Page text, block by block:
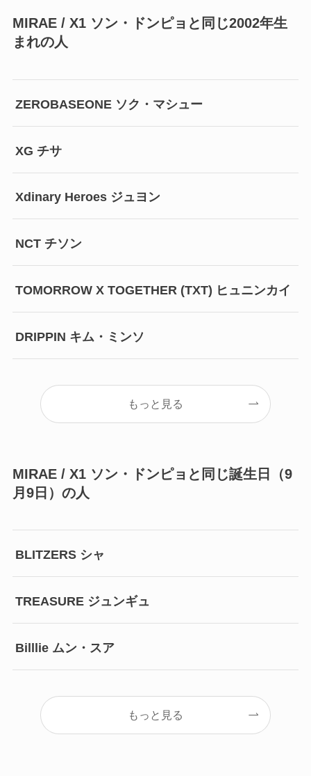
MIRAE / X1 ソン・ドンピョと同じ2002年生
まれの人
ZEROBASEONE ソク・マシュー
XG チサ
Xdinary Heroes ジュヨン
NCT チソン
TOMORROW X TOGETHER (TXT) ヒュニンカイ
DRIPPIN キム・ミンソ
もっと見る
MIRAE / X1 ソン・ドンピョと同じ誕生日（9
月9日）の人
BLITZERS シャ
TREASURE ジュンギュ
Billlie ムン・スア
もっと見る